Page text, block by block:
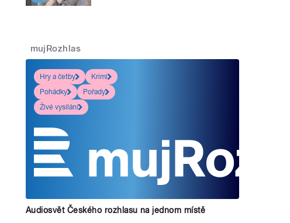
mujRozhlas
Hry a četby
Krimi
Pohádky
Pořady
Živé vysílání
Audiosvět Českého rozhlasu na jednom místě